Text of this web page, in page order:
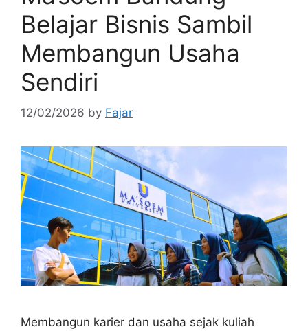
Belajar Bisnis Sambil
Membangun Usaha
Sendiri
12/02/2026 by Fajar
Membangun karier dan usaha sejak kuliah